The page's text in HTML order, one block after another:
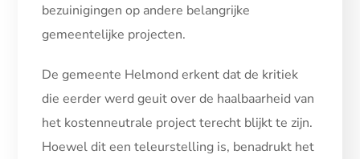
bezuinigingen op andere belangrijke
gemeentelijke projecten.
De gemeente Helmond erkent dat de kritiek
die eerder werd geuit over de haalbaarheid van
het kostenneutrale project terecht blijkt te zijn.
Hoewel dit een teleurstelling is, benadrukt het